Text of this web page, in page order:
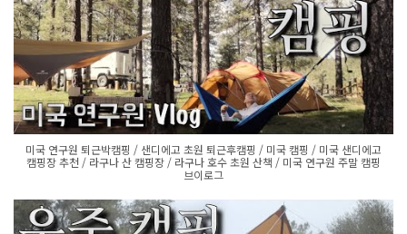
미국 연구원 퇴근박캠핑 / 샌디에고 초원 퇴근후캠핑 / 미국 캠핑 / 미국 샌디에고
캠핑장 추천 / 라구나 산 캠핑장 / 라구나 호수 초원 산책 / 미국 연구원 주말 캠핑
브이로그